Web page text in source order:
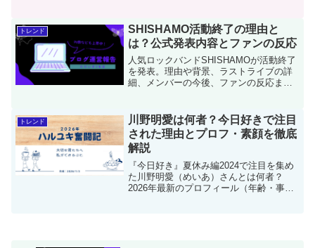
す、罪と秘密を抱えた二人の奇妙な友情
と衝撃のサスペンスに注目です。
トレンド
SHISHAMO活動終了の理由と
は？公式発表内容とファンの反応
人気ロックバンドSHISHAMOが活動終了
を発表。理由や背景、ラストライブの詳
細、メンバーの今後、ファンの反応まで
トレンド
川野明愛は何者？今日好きで注目
された理由とプロフ・素顔を徹底
解説
『今日好き』夏休み編2024で注目を集め
た川野明愛（めいあ）さんとは何者？
2026年最新のプロフィール（年齢・事務